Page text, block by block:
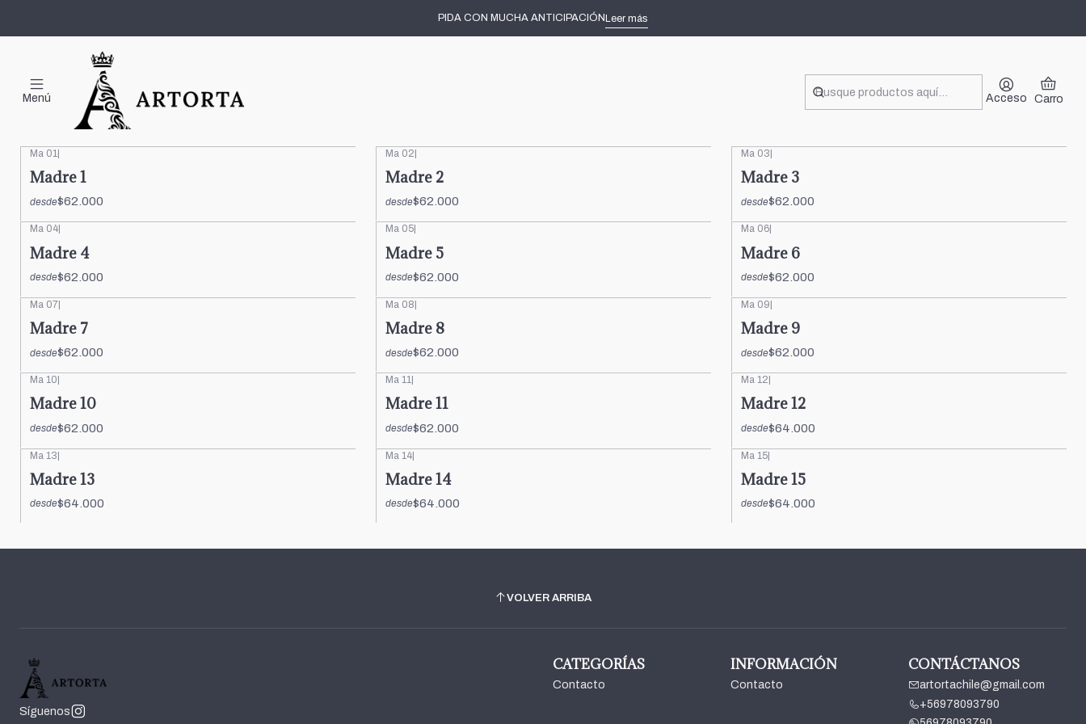
Menú Acceso Carro
PIDA CON MUCHA ANTICIPACIÓNLeer más
Inicio Tortas decoradas Día de la Madre
Día de la Madre Filtros
Ma 01
Madre 1
desde$62.000
Ma 02
Madre 2
desde$62.000
Ma 03
Madre 3
desde$62.000
Ma 04
Madre 4
desde$62.000
Ma 05|
Madre 5
desde$62.000
Ma 06|
Madre 6
desde$62.000
Ma 07|
Madre 7
desde$62.000
Ma 08|
Madre 8
desde$62.000
Ma 09|
Madre 9
desde$62.000
Ma 10
Madre 10
desde$62.000
Ma 11|
Madre 11
desde$62.000
Ma 12
Madre 12
desde$64.000
Ma 13|
Madre 13
desde$64.000
Ma 14|
Madre 14
desde$64.000
Ma 15|
Madre 15
desde$64.000
VOLVER ARRIBA
Síguenos
CATEGORÍAS
Contacto
INFORMACIÓN
Contacto
CONTÁCTANOS
artortachile@gmail.com
+56978093790